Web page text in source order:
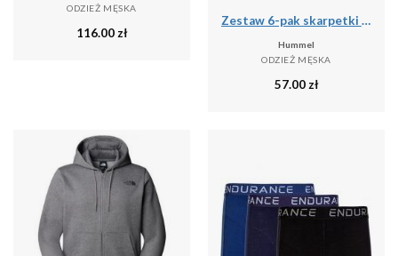
ODZIEŻ MĘSKA
116.00zł
Zestaw 6-pak skarpetki stopki Hummel Chevron NO SHOW SOCKS
Hummel
ODZIEŻ MĘSKA
57.00 zł